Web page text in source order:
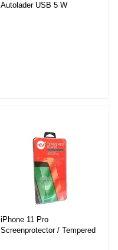
Autolader USB 5 W
iPhone 11 Pro
Screenprotector / Tempered